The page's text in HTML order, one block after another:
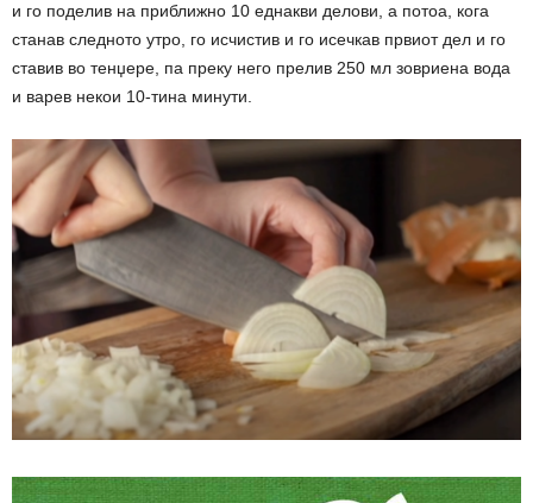
и го поделив на приближно 10 еднакви делови, а потоа, кога
станав следното утро, го исчистив и го исечкав првиот дел и го
ставив во тенџере, па преку него прелив 250 мл зовриена вода
и варев некои 10-тина минути.